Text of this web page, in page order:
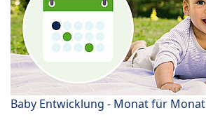
Baby Entwicklung - Monat für Monat